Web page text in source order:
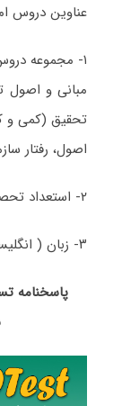
عناوین دروس
۱- مجموعه
مبانی و اصول
تحقیق (کمی و
اصول، رفتار
۲- استعداد تحصیلی
۳- زبان ( انگلیسی، فرانسه، آلمانی)